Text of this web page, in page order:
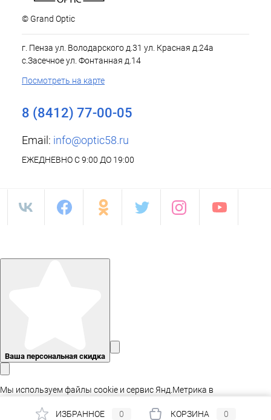
© Grand Optic
г. Пенза ул. Володарского д.31 ул. Красная д.24а
с.Засечное ул. Фонтанная д.14
Посмотреть на карте
8 (8412) 77-00-05
Email: info@optic58.ru
ЕЖЕДНЕВНО С 9:00 ДО 19:00
ИЗБРАННОЕ 0 КОРЗИНА 0
Ваша персональная скидка
Мы используем файлы cookie и сервис Янд.Метрика в